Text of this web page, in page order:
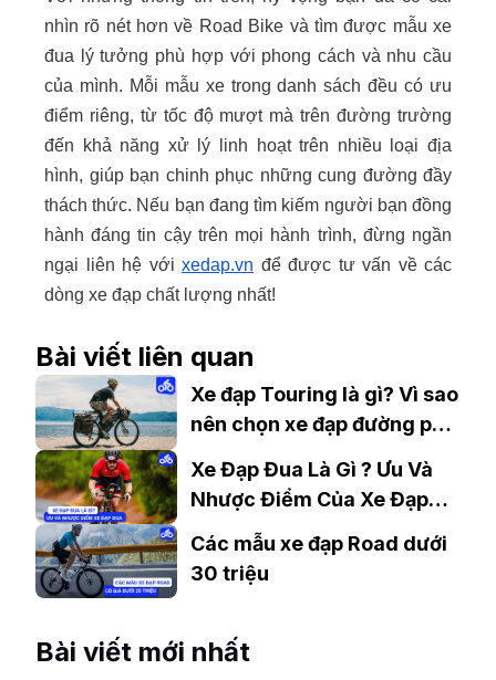
nhìn rõ nét hơn về Road Bike và tìm được mẫu xe
đua lý tưởng phù hợp với phong cách và nhu cầu
của mình. Mỗi mẫu xe trong danh sách đều có ưu
điểm riêng, từ tốc độ mượt mà trên đường trường
đến khả năng xử lý linh hoạt trên nhiều loại địa
hình, giúp bạn chinh phục những cung đường đầy
thách thức. Nếu bạn đang tìm kiếm người bạn đồng
hành đáng tin cậy trên mọi hành trình, đừng ngần
ngại liên hệ với xedap.vn để được tư vấn về các
dòng xe đạp chất lượng nhất!
Bài viết liên quan
Xe đạp Touring là gì? Vì sao
nên chọn xe đạp đường phố
Xe Đạp Đua Là Gì ? Ưu Và
Nhược Điểm Của Xe Đạp
Các mẫu xe đạp Road dưới
30 triệu
Bài viết mới nhất